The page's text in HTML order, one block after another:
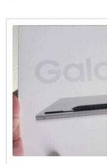
ลูกค้าต้องการจำนำ ดังนี้: รับ
Samsung, Huawei, Oppo
แล็ปท็อป รับจำนำ แท็บเล็ต /
ไฟฟ้าภายในบ้าน รับจำนำ
รับจำนำ ของสะสม / ของมีค่า
สภาพสินค้า รุ่น ยี่ห้อ อายุการใ
ความปลอดภัย และการดูแล ร
/ ตู้นิรภัย พนักงานผ่านการฝึ
บันทึกข้อมูลลูกค้าเป็นความลับ
เอกสารสัญญาอย่างดี อย่าเ
กำหนด ติดต่อเราได้ทันทีหากมี
มิตรทาวน์ รับจำนำสามย่านมิ
จำนำพลัส ให้บริการรับจำนำสิ
ทันที ไม่รอนาน รับจำนำจุฬา
นาน จำนำพลัส
กรุงเทพฯ โทรศัพท์ มือถือ โน้
ทำไมเลือก รับจำนำพลัส
รับจำนำพลัส ให้บริการรับจำ
เป็น โทรศัพท์มือถือ โน้ตบุ๊ก เค
พร้อมประเมินราคาอย่างเป็นธ
ไม่กี่นาที เรามีมาตรฐานการให้
สินค้าทุกชิ้นอย่างดี ภายในส
ทีมงานเชี่ยวชาญ พร้อมให้คำ
ไม่ต้องรอนาน การบริการขอ